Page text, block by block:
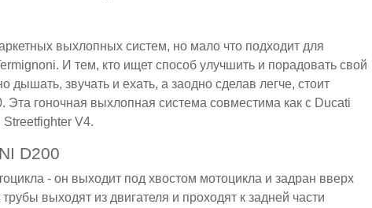
выхлопных систем, но мало что подходит для
И тем, кто ищет способ улучшить и порадовать свой
звучать и ехать, а заодно сделав легче, стоит
гоночная выхлопная система совместима как с Ducati
Streetfighter V4.
D200
- он выходит под хвостом мотоцикла и задран вверх
выходят из двигателя и проходят к задней части